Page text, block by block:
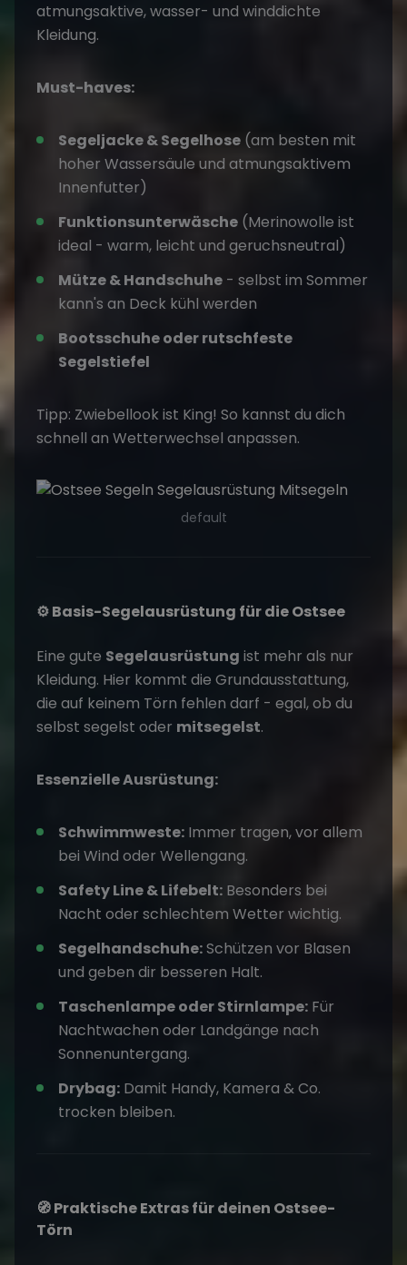
atmungsaktive, wasser- und winddichte
Kleidung.
Must-haves:
Segeljacke & Segelhose (am besten mit
hoher Wassersäule und atmungsaktivem
Innenfutter)
Funktionsunterwäsche (Merinowolle ist
ideal - warm, leicht und geruchsneutral)
Mütze & Handschuhe - selbst im Sommer
kann's an Deck kühl werden
Bootsschuhe oder rutschfeste
Segelstiefel
Tipp: Zwiebellook ist King! So kannst du dich
schnell an Wetterwechsel anpassen.
default
⚙️ Basis-Segelausrüstung für die Ostsee
Eine gute Segelausrüstung ist mehr als nur
Kleidung. Hier kommt die Grundausstattung,
die auf keinem Törn fehlen darf - egal, ob du
selbst segelst oder mitsegelst.
Essenzielle Ausrüstung:
Schwimmweste: Immer tragen, vor allem
bei Wind oder Wellengang.
Safety Line & Lifebelt: Besonders bei
Nacht oder schlechtem Wetter wichtig.
Segelhandschuhe:Schützen vor Blasen
und geben dir besseren Halt.
Taschenlampe oder Stirnlampe: Für
Nachtwachen oder Landgänge nach
Sonnenuntergang.
Drybag: Damit Handy, Kamera & Co.
trocken bleiben.
🧭 Praktische Extras für deinen Ostsee-
Törn